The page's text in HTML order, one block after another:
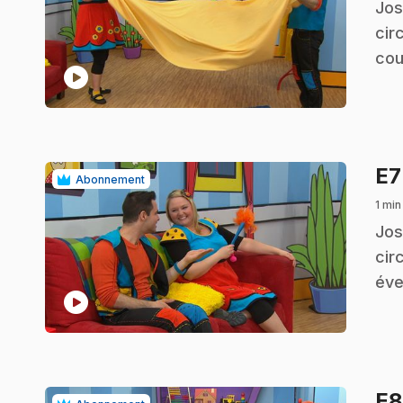
play_circle
.
Abonnement
play_circle
1 min
.